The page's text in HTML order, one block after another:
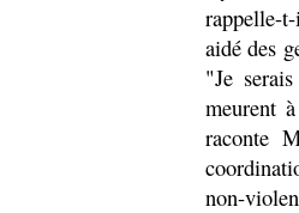
rappelle-
aidé des
"Je
meurent
raconte
non-